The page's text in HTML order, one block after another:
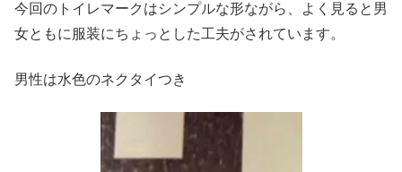
今回のトイレマークはシンプルな形ながら、よく見ると男
女ともに服装にちょっとした工夫がされています。
男性は水色のネクタイつき